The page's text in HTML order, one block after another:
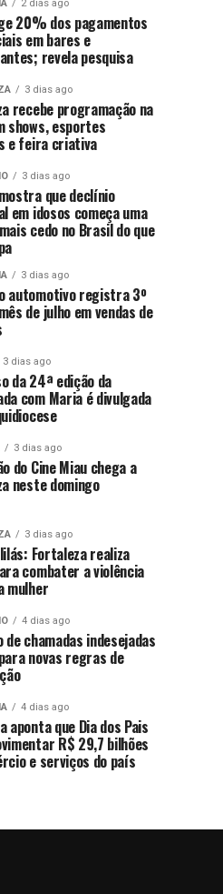
2 dias ago
20% dos pagamentos
em bares e
revela pesquisa
3 dias ago
recebe programação na
shows, esportes
e feira criativa
3 dias ago
que declínio
em idosos começa uma
cedo no Brasil do que
3 dias ago
automotivo registra 3º
de julho em vendas de
3 dias ago
da 24ª edição da
com Maria é divulgada
3 dias ago
do Cine Miau chega a
neste domingo
3 dias ago
Fortaleza realiza
combater a violência
mulher
4 dias ago
de chamadas indesejadas
novas regras de
4 dias ago
aponta que Dia dos Pais
R$ 29,7 bilhões
e serviços do país